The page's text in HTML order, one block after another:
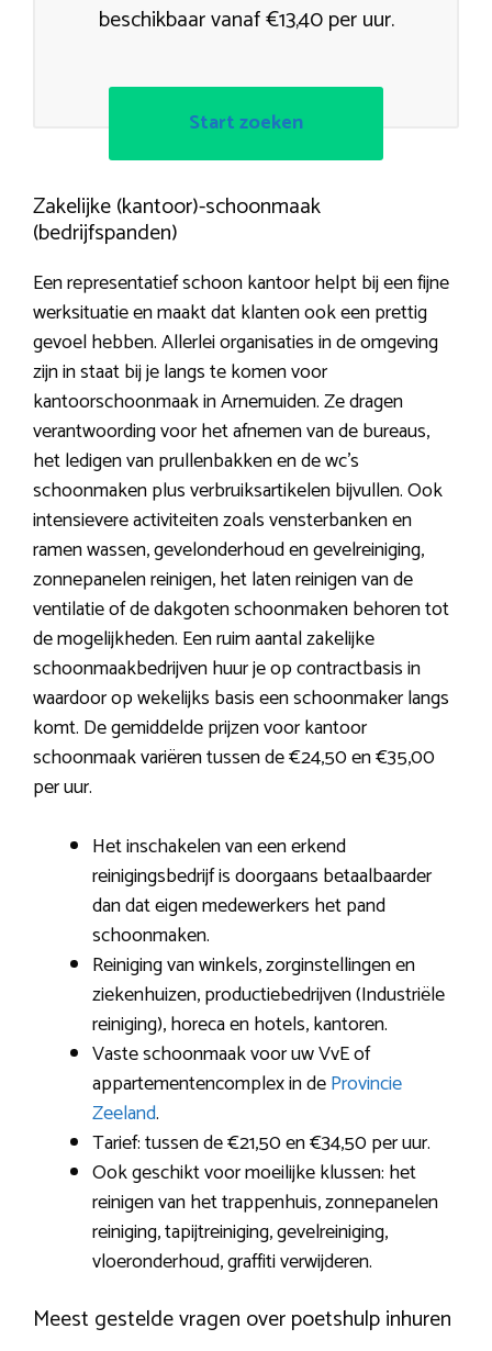
beschikbaar vanaf €13,40 per uur.
Start zoeken
Zakelijke (kantoor)-schoonmaak
(bedrijfspanden)
Een representatief schoon kantoor helpt bij een fijne
werksituatie en maakt dat klanten ook een prettig
gevoel hebben. Allerlei organisaties in de omgeving
zijn in staat bij je langs te komen voor
kantoorschoonmaak in Arnemuiden. Ze dragen
verantwoording voor het afnemen van de bureaus,
het ledigen van prullenbakken en de wc’s
schoonmaken plus verbruiksartikelen bijvullen. Ook
intensievere activiteiten zoals vensterbanken en
ramen wassen, gevelonderhoud en gevelreiniging,
zonnepanelen reinigen, het laten reinigen van de
ventilatie of de dakgoten schoonmaken behoren tot
de mogelijkheden. Een ruim aantal zakelijke
schoonmaakbedrijven huur je op contractbasis in
waardoor op wekelijks basis een schoonmaker langs
komt. De gemiddelde prijzen voor kantoor
schoonmaak variëren tussen de €24,50 en €35,00
per uur.
Het inschakelen van een erkend
reinigingsbedrijf is doorgaans betaalbaarder
dan dat eigen medewerkers het pand
schoonmaken.
Reiniging van winkels, zorginstellingen en
ziekenhuizen, productiebedrijven (Industriële
reiniging), horeca en hotels, kantoren.
Vaste schoonmaak voor uw VvE of
appartementencomplex in deProvincie
Zeeland.
Tarief: tussen de €21,50 en €34,50 per uur.
Ook geschikt voor moeilijke klussen: het
reinigen van het trappenhuis, zonnepanelen
reiniging, tapijtreiniging, gevelreiniging,
vloeronderhoud, graffiti verwijderen.
Meest gestelde vragen over poetshulp inhuren